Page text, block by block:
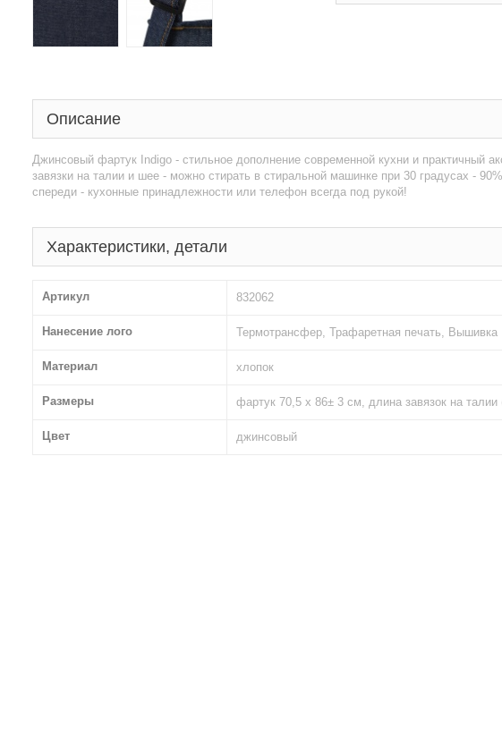
Описание
Джинсовый фартук Indigo - стильное дополнение современной кухни и практичный
завязки на талии и шее - можно стирать в стиральной машинке при 30 градусах -
спереди - кухонные принадлежности или телефон всегда под рукой!
Характеристики, детали
Артикул 832062
Нанесение лого Термотрансфер, Трафаретная печать, Вышивка
Материал хлопок
Размеры фартук 70,5 х 86± 3 см, длина завязок на
Цвет джинсовый